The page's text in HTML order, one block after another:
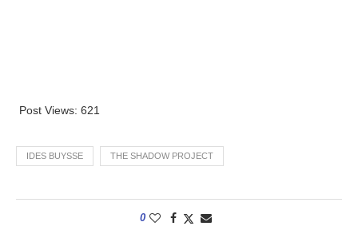
Post Views: 621
IDES BUYSSE THE SHADOW PROJECT
0